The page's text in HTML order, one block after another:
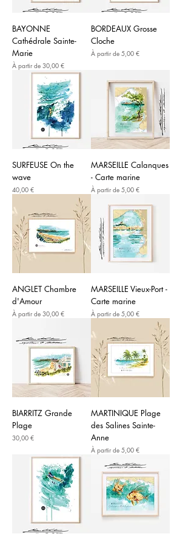
BAYONNE
Cathédrale Sainte-
Marie
À partir de 30,00 €
Prix promotionnel
BORDEAUX Grosse
Cloche
À partir de 5,00 €
Prix promotionnel
SURFEUSE On the
wave
Prix
40,00 €
MARSEILLE Calanques
- Carte marine
À partir de 5,00 €
Prix promotionnel
ANGLET Chambre
d'Amour
À partir de 30,00 €
Prix promotionnel
MARSEILLE Vieux-Port -
Carte marine
À partir de 5,00 €
Prix promotionnel
BIARRITZ Grande
Plage
Prix
30,00 €
MARTINIQUE Plage
des Salines Sainte-
Anne
À partir de 5,00 €
Prix promotionnel